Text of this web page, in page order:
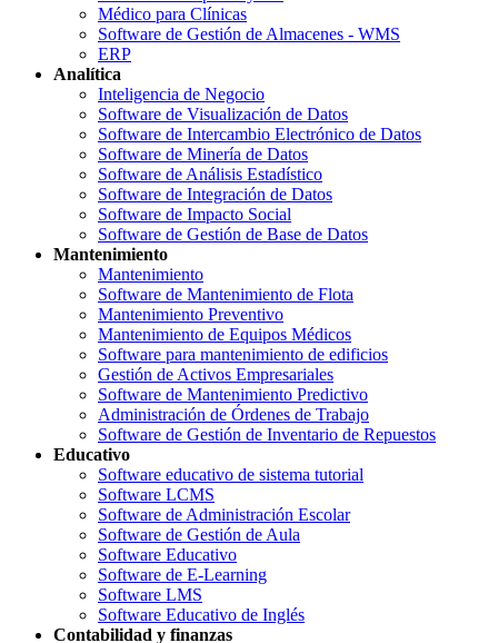
Médico para Clínicas
Software de Gestión de Almacenes - WMS
ERP
Analítica
Inteligencia de Negocio
Software de Visualización de Datos
Software de Intercambio Electrónico de Datos
Software de Minería de Datos
Software de Análisis Estadístico
Software de Integración de Datos
Software de Impacto Social
Software de Gestión de Base de Datos
Mantenimiento
Mantenimiento
Software de Mantenimiento de Flota
Mantenimiento Preventivo
Mantenimiento de Equipos Médicos
Software para mantenimiento de edificios
Gestión de Activos Empresariales
Software de Mantenimiento Predictivo
Administración de Órdenes de Trabajo
Software de Gestión de Inventario de Repuestos
Educativo
Software educativo de sistema tutorial
Software LCMS
Software de Administración Escolar
Software de Gestión de Aula
Software Educativo
Software de E-Learning
Software LMS
Software Educativo de Inglés
Contabilidad y finanzas